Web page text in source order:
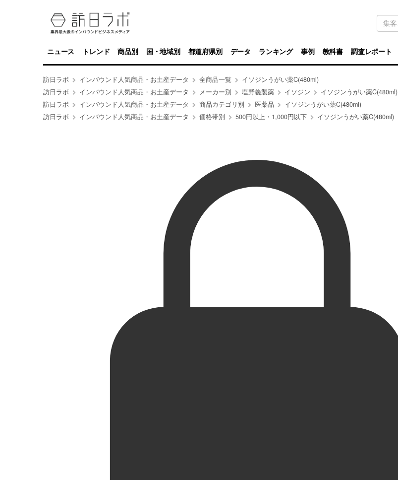
キ
ワ
ド
検
索
ニュース トレンド 商品別 国・地域別 都道府県別 データ ランキング 事例 教科書 調査レポート
訪日ラボ インバウンド人気商品・お土産データ 全商品一覧
イソジンうがい薬C(480ml)
訪日ラボ
インバウンド人気商品・お土産データ メーカー別 塩野義製薬 イソジン
イソジンうがい薬C(480ml)
訪日ラボ
インバウンド人気商品・お土産データ 商品カテゴリ別 医薬品
イソジンうがい薬C(480ml)
訪日ラボ
インバウンド人気商品・お土産データ 価格帯別 500円以上・1,000円以下 イソジンうがい薬C(480ml)